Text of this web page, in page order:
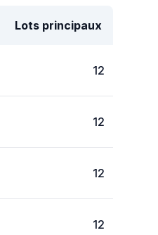
Lots principaux
12
12
12
12